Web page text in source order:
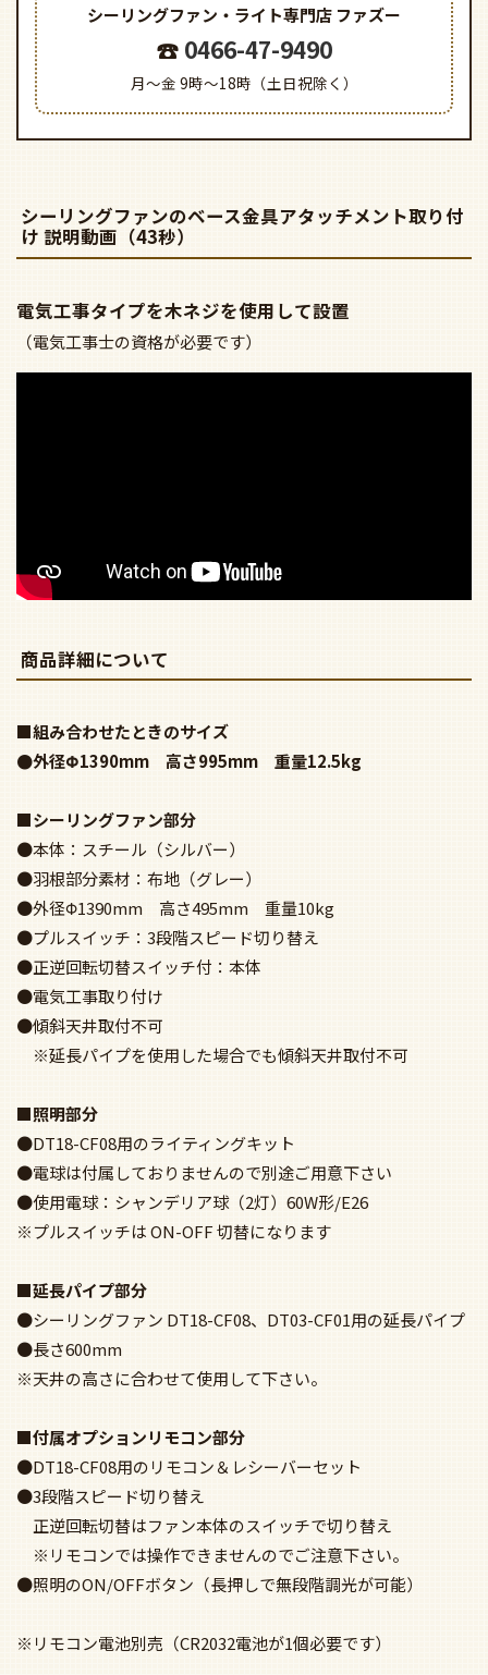
シーリングファン・ライト専門店 ファズー
0466-47-9490
月～金 9時～18時（土日祝除く）
シーリングファンのベース金具アタッチメント取り付
け 説明動画（43秒）
電気工事タイプを木ネジを使用して設置
（電気工事士の資格が必要です）
商品詳細について
■組み合わせたときのサイズ
●外径Φ1390mm 高さ995mm 重量12.5kg
■シーリングファン部分
●本体：スチール（シルバー）
●羽根部分素材：布地（グレー）
●外径Φ1390mm 高さ495mm 重量10kg
●プルスイッチ：3段階スピード切り替え
●正逆回転切替スイッチ付：本体
●電気工事取り付け
●傾斜天井取付不可
※延長パイプを使用した場合でも傾斜天井取付不可
■照明部分
●DT18-CF08用のライティングキット
●電球は付属しておりませんので別途ご用意下さい
●使用電球：シャンデリア球（2灯）60W形/E26
※プルスイッチは ON-OFF 切替になります
■延長パイプ部分
●シーリングファン DT18-CF08、DT03-CF01用の延長パイプ
●長さ600mm
※天井の高さに合わせて使用して下さい。
■付属オプションリモコン部分
●DT18-CF08用のリモコン＆レシーバーセット
●3段階スピード切り替え
正逆回転切替はファン本体のスイッチで切り替え
※リモコンでは操作できませんのでご注意下さい。
●照明のON/OFFボタン（長押しで無段階調光が可能）
※リモコン電池別売（CR2032電池が1個必要です）